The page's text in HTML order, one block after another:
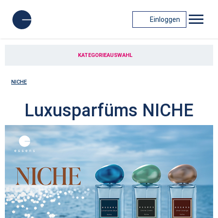
Einloggen
KATEGORIEAUSWAHL
NICHE
Luxusparfüms NICHE